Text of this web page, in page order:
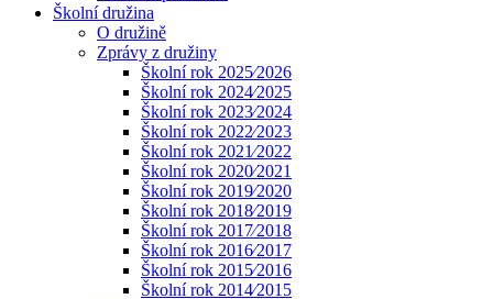
Školní družina
O družině
Zprávy z družiny
Školní rok 2025⁄2026
Školní rok 2024⁄2025
Školní rok 2023⁄2024
Školní rok 2022⁄2023
Školní rok 2021⁄2022
Školní rok 2020⁄2021
Školní rok 2019⁄2020
Školní rok 2018⁄2019
Školní rok 2017⁄2018
Školní rok 2016⁄2017
Školní rok 2015⁄2016
Školní rok 2014⁄2015